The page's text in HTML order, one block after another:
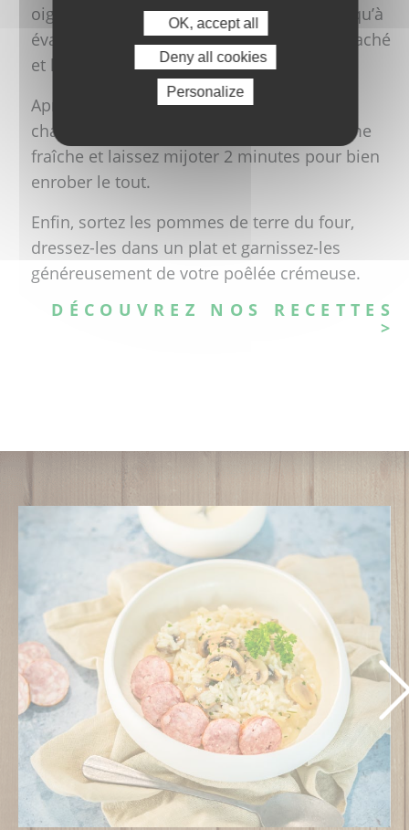
oignons émincés dans la même poêle jusqu’à
évaporation de l’eau, avant d’ajouter l’ail haché
et le poivre.
Après, réunissez les saucisses et les
champignons dans la poêle, versez la crème
fraîche et laissez mijoter 2 minutes pour bien
enrober le tout.
Enfin, sortez les pommes de terre du four,
dressez-les dans un plat et garnissez-les
généreusement de votre poêlée crémeuse.
DÉCOUVREZ NOS RECETTES
>
OK, accept all
Deny all cookies
Personalize